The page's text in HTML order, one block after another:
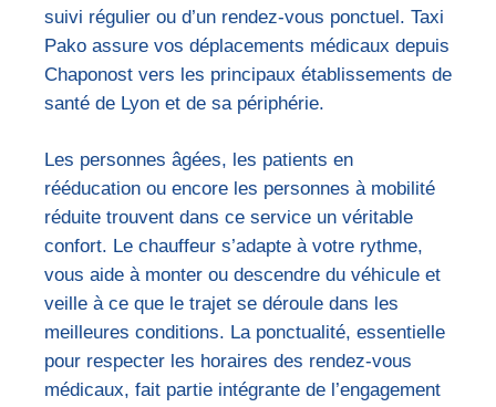
suivi régulier ou d’un rendez-vous ponctuel. Taxi
Pako assure vos déplacements médicaux depuis
Chaponost vers les principaux établissements de
santé de Lyon et de sa périphérie.
Les personnes âgées, les patients en
rééducation ou encore les personnes à mobilité
réduite trouvent dans ce service un véritable
confort. Le chauffeur s’adapte à votre rythme,
vous aide à monter ou descendre du véhicule et
veille à ce que le trajet se déroule dans les
meilleures conditions. La ponctualité, essentielle
pour respecter les horaires des rendez-vous
médicaux, fait partie intégrante de l’engagement